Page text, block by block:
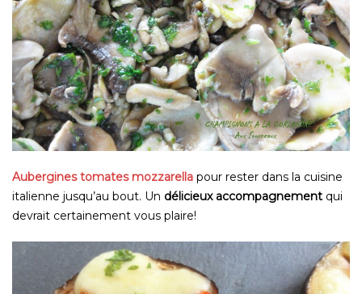
Aubergines tomates mozzarella pour rester dans la cuisine
italienne jusqu’au bout. Un délicieux accompagnement qui
devrait certainement vous plaire!